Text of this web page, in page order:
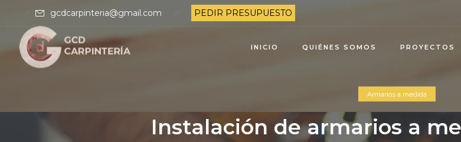
gcdcarpinteria@gmail.com PEDIR PRESUPUESTO
INICIO QUIÉNES SOMOS PROYECTOS
Armarios a medida
Instalación de armarios a